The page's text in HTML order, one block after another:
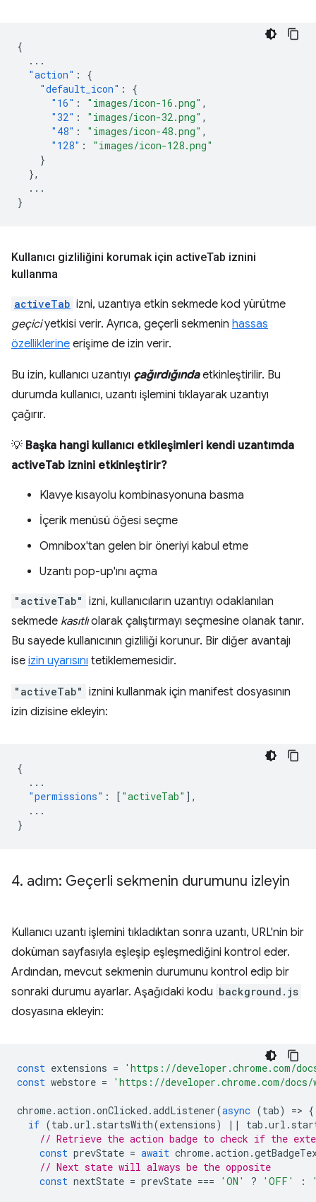
{
...
"action" :
{
"default_icon" :
{
"16" : "images/icon-16.png" ,
"32" : "images/icon-32.png" ,
"48" : "images/icon-48.png" ,
"128" :
"images/icon-128.png"
}
},
...
}
Kullanıcı gizliliğini korumak için activeTab iznini
kullanma
activeTab izni, uzantıya etkin sekmede kod yürütme
geçiciyetkisi verir. Ayrıca, geçerli sekmenin hassas
özelliklerine erişime de izin verir.
Bu izin, kullanıcı uzantıyı çağırdığındaetkinleştirilir. Bu
durumda kullanıcı, uzantı işlemini tıklayarak uzantıyı
çağırır.
💡 Başka hangi kullanıcı etkileşimleri kendi uzantımda
activeTab iznini etkinleştirir?
Klavye kısayolu kombinasyonuna basma
İçerik menüsü öğesi seçme
Omnibox'tan gelen bir öneriyi kabul etme
Uzantı pop-up'ını açma
"activeTab" izni, kullanıcıların uzantıyı odaklanılan
sekmede kasıtlıolarak çalıştırmayı seçmesine olanak tanır.
Bu sayede kullanıcının gizliliği korunur. Bir diğer avantajı
ise izin uyarısını tetiklememesidir.
"activeTab" iznini kullanmak için manifest dosyasının
izin dizisine ekleyin:
{
...
"permissions" : [ "activeTab" ],
...
}
4. adım: Geçerli sekmenin durumunu izleyin
Kullanıcı uzantı işlemini tıkladıktan sonra uzantı, URL'nin bir
doküman sayfasıyla eşleşip eşleşmediğini kontrol eder.
Ardından, mevcut sekmenin durumunu kontrol edip bir
sonraki durumu ayarlar. Aşağıdaki kodu background.js
dosyasına ekleyin:
const extensions =
'https://developer.chrome.com/
const webstore = 'https://developer.chrome.com/docs/
chrome.action .onClicked .addListener(async (tab) => {
if (tab .url . startsWith(extensions) || tab .url .
// Retrieve the action badge to check if the
const prevState = await chrome.action .
// Next state will always be the opposite
const nextState = prevState === 'ON' ? 'OFF' :